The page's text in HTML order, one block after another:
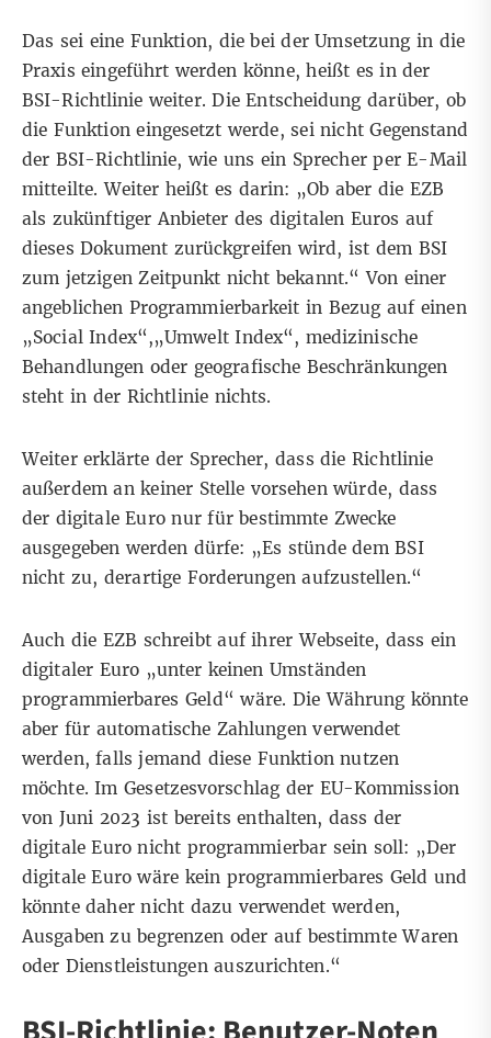
Das sei eine Funktion, die bei der Umsetzung in die
Praxis eingeführt werden könne, heißt es in der
BSI-Richtlinie weiter. Die Entscheidung darüber, ob
die Funktion eingesetzt werde, sei nicht Gegenstand
der BSI-Richtlinie, wie uns ein Sprecher per E-Mail
mitteilte. Weiter heißt es darin: „Ob aber die EZB
als zukünftiger Anbieter des digitalen Euros auf
dieses Dokument zurückgreifen wird, ist dem BSI
zum jetzigen Zeitpunkt nicht bekannt.“ Von einer
angeblichen Programmierbarkeit in Bezug auf einen
„Social Index“,„Umwelt Index“, medizinische
Behandlungen oder geografische Beschränkungen
steht in der Richtlinie nichts.
Weiter erklärte der Sprecher, dass die Richtlinie
außerdem an keiner Stelle vorsehen würde, dass
der digitale Euro nur für bestimmte Zwecke
ausgegeben werden dürfe: „Es stünde dem BSI
nicht zu, derartige Forderungen aufzustellen.“
Auch die EZB schreibtauf ihrer Webseite, dass ein
digitaler Euro „unter keinen Umständen
programmierbares Geld“ wäre. Die Währung könnte
aber für automatische Zahlungen verwendet
werden, falls jemand diese Funktion nutzen
möchte. ImGesetzesvorschlag der EU-Kommission
von Juni 2023 ist bereits enthalten, dass der
digitale Euro nicht programmierbar sein soll: „Der
digitale Euro wäre kein programmierbares Geld und
könnte daher nicht dazu verwendet werden,
Ausgaben zu begrenzen oder auf bestimmte Waren
oder Dienstleistungen auszurichten.“